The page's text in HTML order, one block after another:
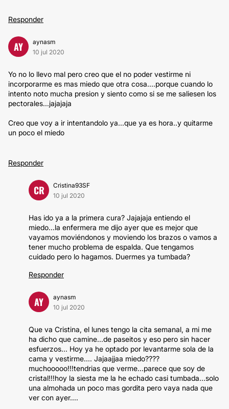
Responder
AY
aynasm
10 jul 2020
Yo no lo llevo mal pero creo que el no poder vestirme ni
incorporarme es mas miedo que otra cosa....porque cuando lo
intento noto mucha presion y siento como si se me saliesen los
pectorales...jajajaja
Creo que voy a ir intentandolo ya...que ya es hora..y quitarme
un poco el miedo
Responder
CR
Cristina93SF
10 jul 2020
Has ido ya a la primera cura? Jajajaja entiendo el
miedo...la enfermera me dijo ayer que es mejor que
vayamos moviéndonos y moviendo los brazos o vamos a
tener mucho problema de espalda. Que tengamos
cuidado pero lo hagamos. Duermes ya tumbada?
Responder
AY
aynasm
10 jul 2020
Que va Cristina, el lunes tengo la cita semanal, a mi me
ha dicho que camine...de paseitos y eso pero sin hacer
esfuerzos... Hoy ya he optado por levantarme sola de la
cama y vestirme.... Jajaajjaa miedo????
muchooooo!!!tendrias que verme...parece que soy de
cristal!!!hoy la siesta me la he echado casi tumbada...solo
una almohada un poco mas gordita pero vaya nada que
ver con ayer....